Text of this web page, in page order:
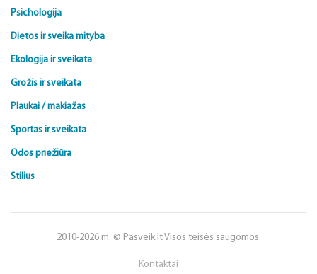
Psichologija
Dietos ir sveika mityba
Ekologija ir sveikata
Grožis ir sveikata
Plaukai / makiažas
Sportas ir sveikata
Odos priežiūra
Stilius
2010-2026 m. © Pasveik.lt Visos teisės saugomos.
Kontaktai